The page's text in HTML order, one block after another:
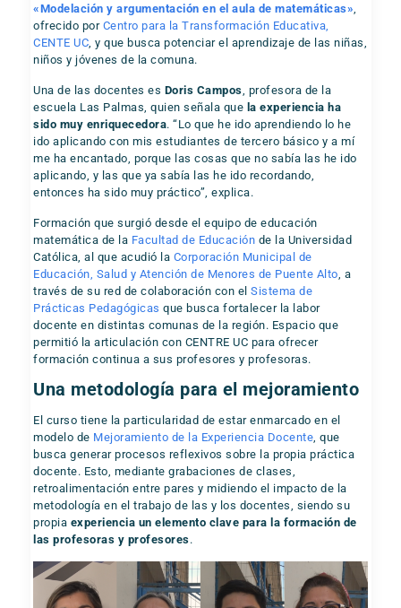
«Modelación y argumentación en el aula de matemáticas»
ofrecido por Centro para la Transformación Educativa,
CENTE UC , y que busca potenciar el aprendizaje de las niñas,
niños y jóvenes de la comuna.
Una de las docentes es Doris Campos , profesora de la
escuela Las Palmas, quien señala que la experiencia ha
sido muy enriquecedora. “Lo que he ido aprendiendo lo he
ido aplicando con mis estudiantes de tercero básico y a mí
me ha encantado, porque las cosas que no sabía las he ido
aplicando, y las que ya sabía las he ido recordando,
entonces ha sido muy práctico”, explica.
Formación que surgió desde el equipo de educación
matemática de la Facultad de Educación de la Universidad
Católica, al que acudió la Corporación Municipal de
Educación, Salud y Atención de Menores de Puente Alto , a
través de su red de colaboración con elSistema de
Prácticas Pedagógicas que busca fortalecer la labor
docente en distintas comunas de la región. Espacio que
permitió la articulación con CENTRE UC para ofrecer
formación continua a sus profesores y profesoras.
Una metodología para el mejoramiento
El curso tiene la particularidad de estar enmarcado en el
modelo de Mejoramiento de la Experiencia Docente , que
busca generar procesos reflexivos sobre la propia práctica
docente. Esto, mediante grabaciones de clases,
retroalimentación entre pares y midiendo el impacto de la
metodología en el trabajo de las y los docentes, siendo su
propia experiencia un elemento clave para la formación de
las profesoras y profesores.